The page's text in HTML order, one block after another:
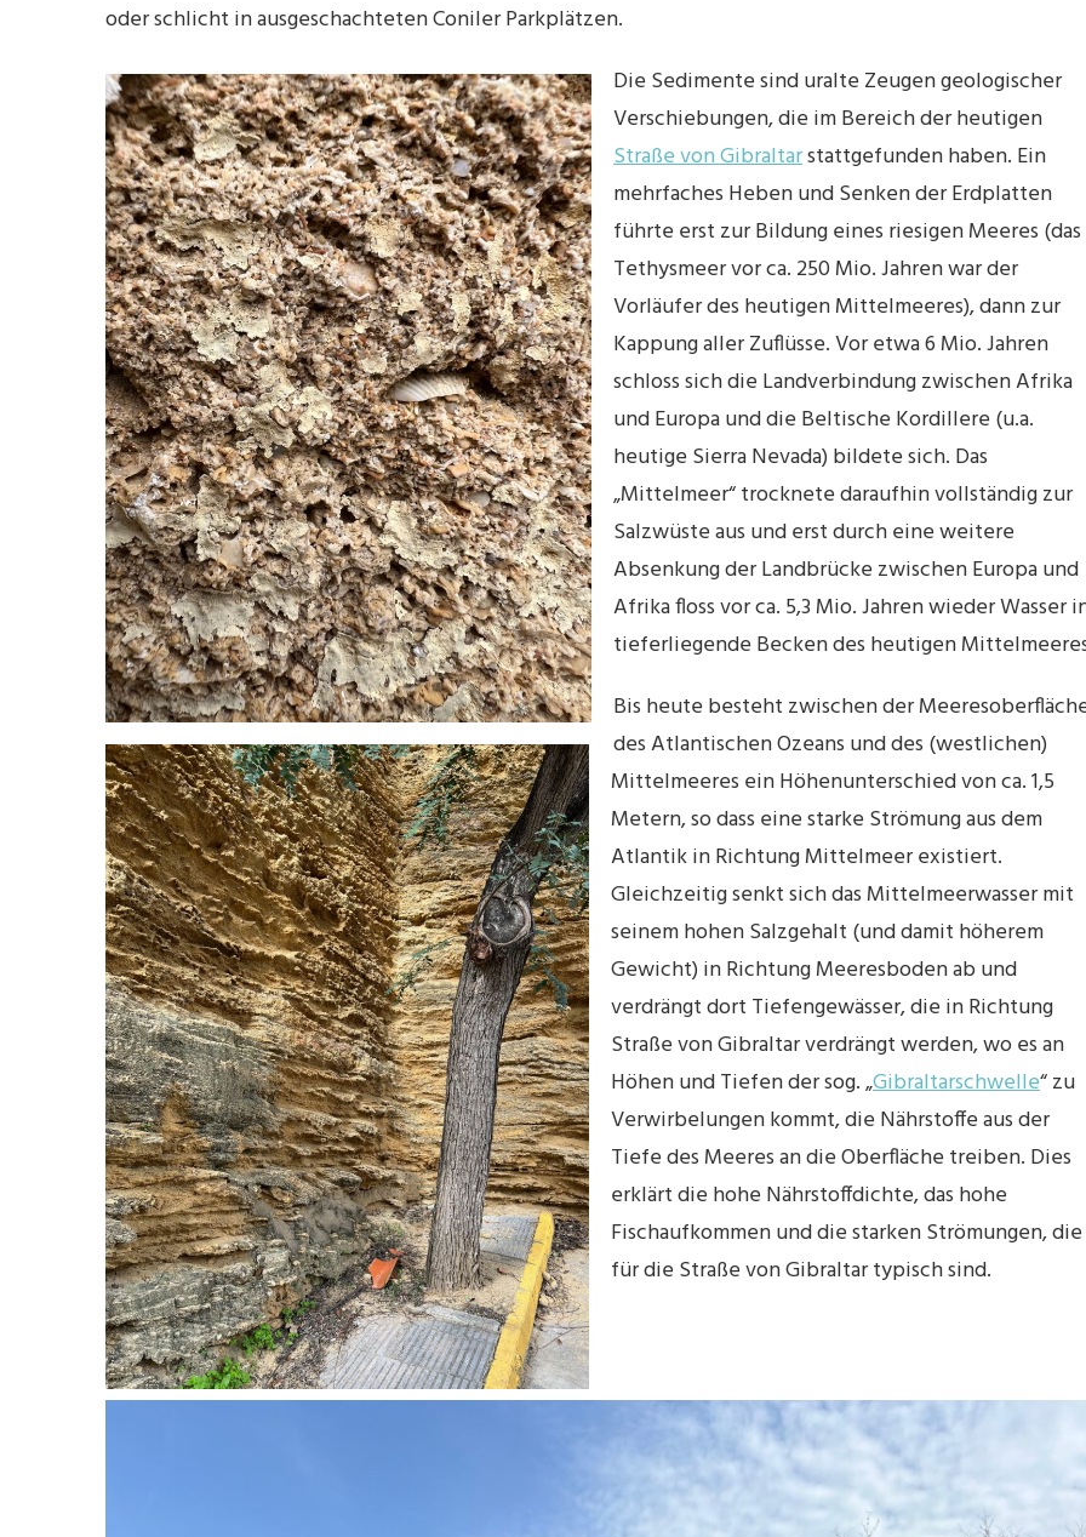
oder schlicht in ausgeschachteten Coniler Parkplätzen.
Die Sedimente sind uralte Zeugen geologischer
Verschiebungen, die im Bereich der heutigen
Straße von Gibraltarstattgefunden haben. Ein
mehrfaches Heben und Senken der Erdplatten
führte erst zur Bildung eines riesigen Meeres (das
Tethysmeer vor ca. 250 Mio. Jahren war der
Vorläufer des heutigen Mittelmeeres), dann zur
Kappung aller Zuflüsse. Vor etwa 6 Mio. Jahren
schloss sich die Landverbindung zwischen Afrika
und Europa und die Beltische Kordillere (u.a.
heutige Sierra Nevada) bildete sich. Das
„Mittelmeer“ trocknete daraufhin vollständig zur
Salzwüste aus und erst durch eine weitere
Absenkung der Landbrücke zwischen Europa und
Afrika floss vor ca. 5,3 Mio. Jahren wieder Wasser
tieferliegende Becken des heutigen
Bis heute besteht zwischen der
des Atlantischen Ozeans und des (westlichen)
Mittelmeeres ein Höhenunterschied von ca. 1,5
Metern, so dass eine starke Strömung aus dem
Atlantik in Richtung Mittelmeer existiert.
Gleichzeitig senkt sich das Mittelmeerwasser mit
seinem hohen Salzgehalt (und damit höherem
Gewicht) in Richtung Meeresboden ab und
verdrängt dort Tiefengewässer, die in Richtung
Straße von Gibraltar verdrängt werden, wo es an
Höhen und Tiefen der sog. „Gibraltarschwelle“ zu
Verwirbelungen kommt, die Nährstoffe aus der
Tiefe des Meeres an die Oberfläche treiben. Dies
erklärt die hohe Nährstoffdichte, das hohe
Fischaufkommen und die starken Strömungen, die
für die Straße von Gibraltar typisch sind.